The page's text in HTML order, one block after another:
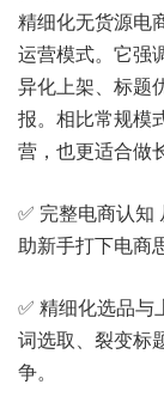
精细化无货源电
运营模式。它强
异化上架、标题
报。相比常规模
营，也更适合做
✅ 完整电商认知
助新手打下电商
✅ 精细化选品
词选取、裂变标
争。